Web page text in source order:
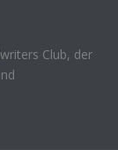
Club, der